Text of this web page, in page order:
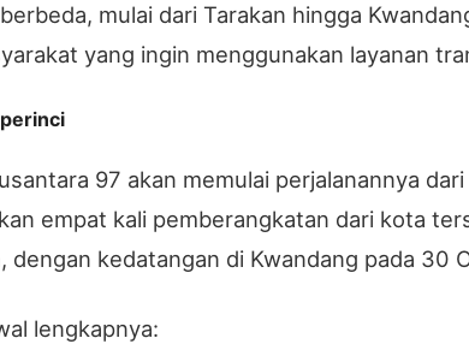
mulai dari Tarakan hingga
yang ingin menggunakan layanan
97 akan memulai perjalanannya
empat kali pemberangkatan dari kota
dengan kedatangan di Kwandang pada 30
lengkapnya: